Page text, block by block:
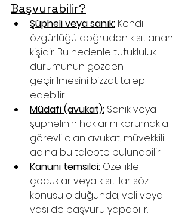
Başvurabilir?
Şüpheli veya sanık: Kendi
özgürlüğü doğrudan kısıtlanan
kişidir. Bu nedenle tutukluluk
durumunun gözden
geçirilmesini bizzat talep
edebilir.
Müdafi (avukat): Sanık veya
şüphelinin haklarını korumakla
görevli olan avukat, müvekkili
adına bu talepte bulunabilir.
Kanuni temsilci: Özellikle
çocuklar veya kısıtlılar söz
konusu olduğunda, veli veya
vasi de başvuru yapabilir.